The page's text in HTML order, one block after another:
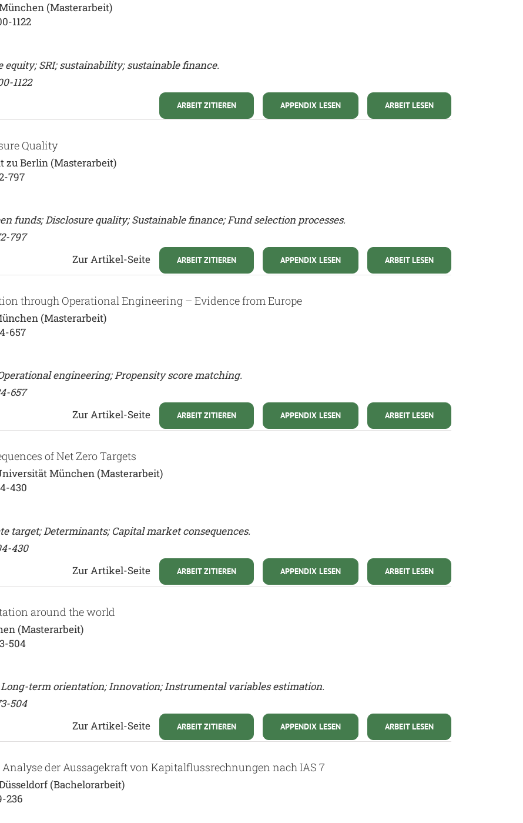
(Masterarbeit)
1122
SRI; sustainability; sustainable finance.
1122
ARBEIT LESEN
APPENDIX LESEN
ARBEIT ZITIEREN
Quality
zu Berlin (Masterarbeit)
797
funds; Disclosure quality; Sustainable finance; Fund selection processes.
797
ARBEIT LESEN
APPENDIX LESEN
ARBEIT ZITIEREN
Zur Artikel-Seite
through Operational Engineering – Evidence from Europe
(Masterarbeit)
657
engineering; Propensity score matching.
657
ARBEIT LESEN
APPENDIX LESEN
ARBEIT ZITIEREN
Zur Artikel-Seite
of Net Zero Targets
München (Masterarbeit)
430
target; Determinants; Capital market consequences.
430
ARBEIT LESEN
APPENDIX LESEN
ARBEIT ZITIEREN
Zur Artikel-Seite
around the world
(Masterarbeit)
504
term orientation; Innovation; Instrumental variables estimation.
504
ARBEIT LESEN
APPENDIX LESEN
ARBEIT ZITIEREN
Zur Artikel-Seite
der Aussagekraft von Kapitalflussrechnungen nach IAS 7
(Bachelorarbeit)
236